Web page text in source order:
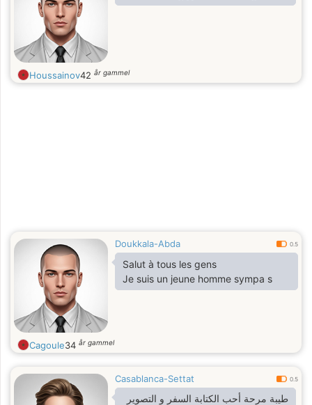
Houssainov42 år gammel
Doukkala-Abda 0.5
Salut à tous les gens
Je suis un jeune homme sympa s
Cagoule34 år gammel
Casablanca-Settat 0.5
طيبة مرحة أحب الكتابة السفر و التصوير